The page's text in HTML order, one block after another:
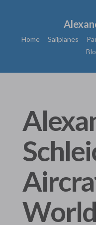
Home Sailplanes